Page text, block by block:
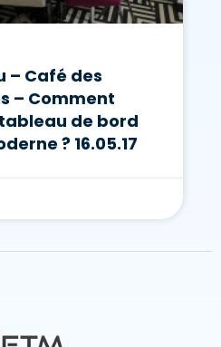
– Café des
– Comment
de bord
? 16.05.17